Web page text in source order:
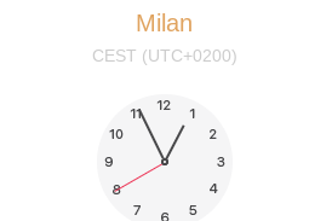
Milan
CEST (UTC+0200)